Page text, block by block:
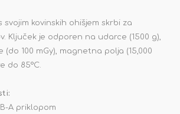
svojim kovinskih ohišjem skrbi za
Ključek je odporen na udarce (1500 g),
(do 100 mGy), magnetna polja (15,000
do 85°C.
A priklopom